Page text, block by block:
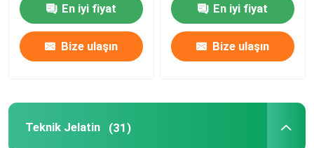
En iyi fiyat
Bize ulaşın
En iyi fiyat
Bize ulaşın
Teknik Jelatin (31)